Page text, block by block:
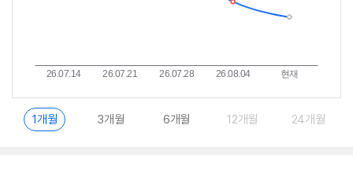
1개월 3개월 6개월 12개월 24개월